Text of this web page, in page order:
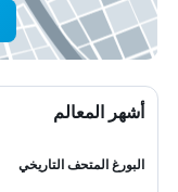
أشهر المعالم
البورغ المتحف التاريخي